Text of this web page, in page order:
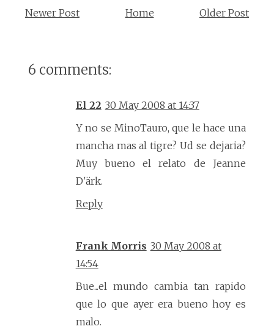
Newer Post Older Post
Home
6 comments:
El 22 30 May 2008 at 14:37
Y no se MinoTauro, que le hace una
mancha mas al tigre? Ud se dejaria?
Muy bueno el relato de Jeanne
D'ärk.
Reply
Frank Morris 30 May 2008 at
14:54
Bue...el mundo cambia tan rapido
que lo que ayer era bueno hoy es
malo.